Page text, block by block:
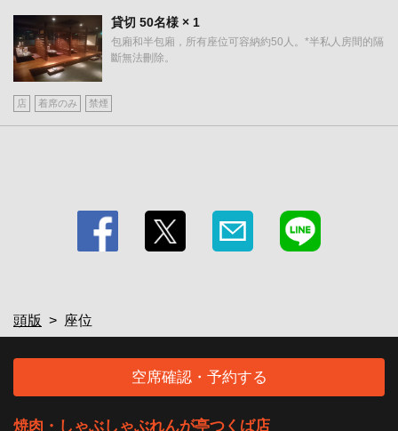
貸切 50名様 × 1
包廂和半包廂，所有座位可容納約50人。*半私人房間的隔
斷無法刪除。
店 着席のみ 禁煙
頭版 座位
空席確認・予約する
焼肉・しゃぶしゃぶれんが亭つくば店